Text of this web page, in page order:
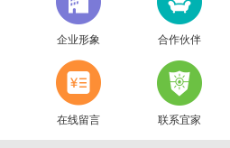
企业形象 合作伙伴
在线留言 联系宜家